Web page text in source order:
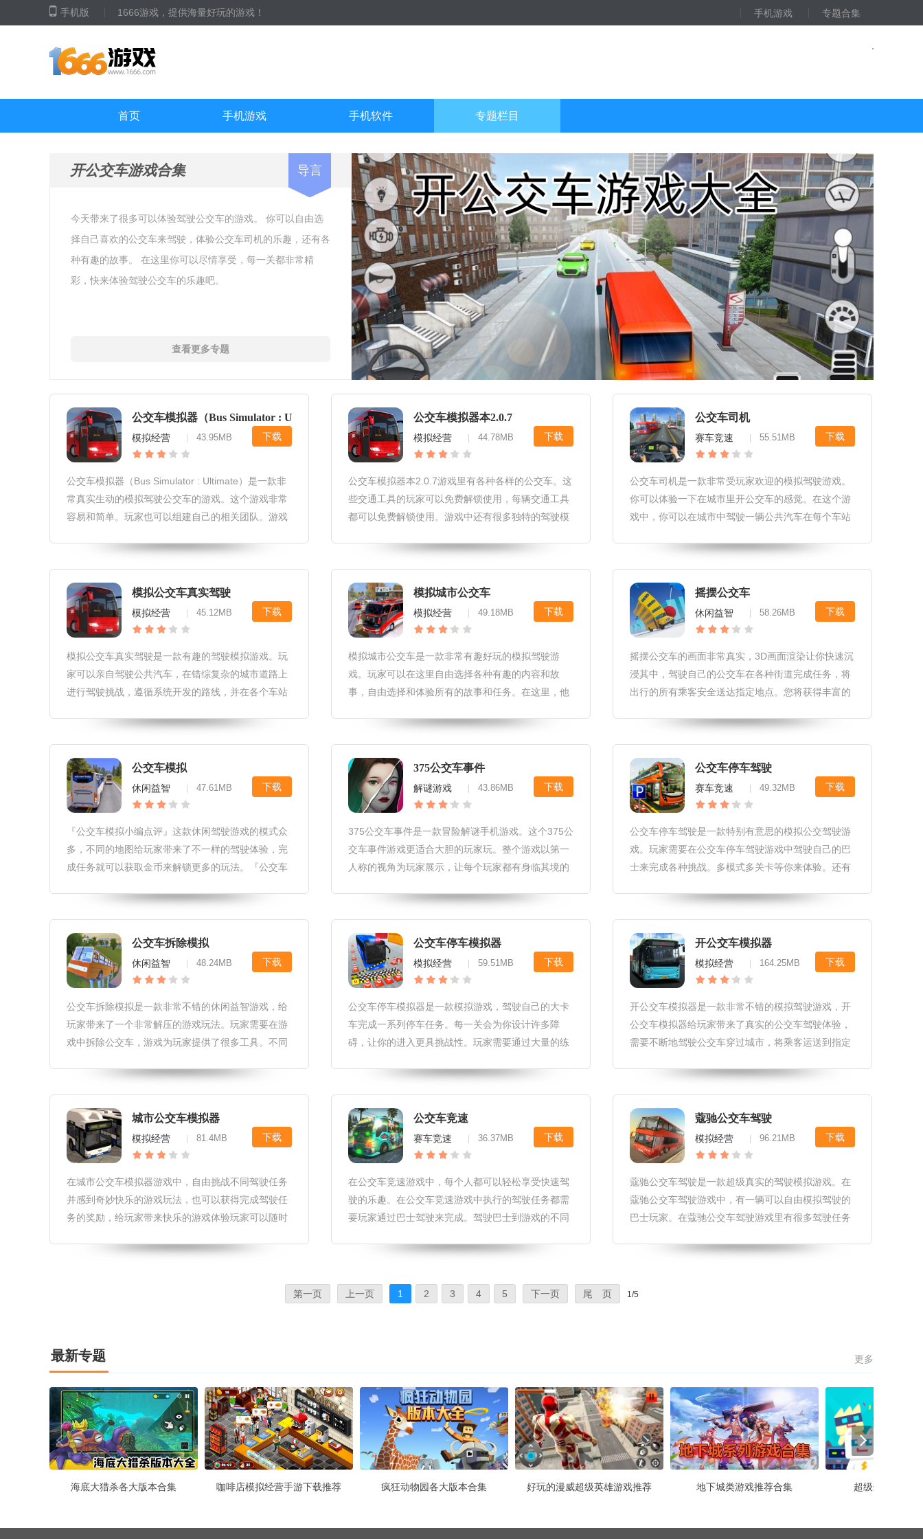
手机版 1666游戏，提供海量好玩的游戏！ 手机游戏 专题合集
首页 手机游戏 手机软件 专题栏目
开公交车游戏合集 导言
今天带来了很多可以体验驾驶公交车的游戏。 你可以自由选
择自己喜欢的公交车来驾驶，体验公交车司机的乐趣，还有各
种有趣的故事。 在这里你可以尽情享受，每一关都非常精
彩，快来体验驾驶公交车的乐趣吧。
查看更多专题
公交车模拟器（Bus Simulator : Ultimate）
模拟经营 43.95MB 下载
公交车模拟器（Bus Simulator : Ultimate）是一款非
常真实生动的模拟驾驶公交车的游戏。这个游戏非常
容易和简单。玩家也可以组建自己的相关团队。游戏
尝试在拥挤的道路上驾驶。更有挑战性。用第一人称
视角更真实。感兴趣的朋友快来下载吧。游戏特色
1、各种类型的公交车都可以解锁，了解它们的属
性，轻松操控，更好的执行运输任务，非常令人兴
奋。2、逼真
公交车模拟器本2.0.7
模拟经营 44.78MB 下载
公交车模拟器本2.0.7游戏里有各种各样的公交车。这
些交通工具的玩家可以免费解锁使用，每辆交通工具
都可以免费解锁使用。游戏中还有很多独特的驾驶模
可以快速通关。游戏中也有各种独特的玩法。喜欢公
交车模拟器本2.0.7的玩家，快来下载吧！公交车模拟
器最新版本2.0.7游戏介绍公交车模拟器最新版本
2.0.7是一款非常真实的3D卡车驾驶模拟游戏，玩家
在游戏中可以
公交车司机
赛车竞速 55.51MB 下载
公交车司机是一款非常受玩家欢迎的模拟驾驶游戏。
你可以体验一下在城市里开公交车的感觉。在这个游
戏中，你可以在城市中驾驶一辆公共汽车在每个车站
汽车站周围走来走去！起步的时候记得按喇叭，不要
被拐弯的人吓到。公交车司机游戏简介：公交车司机
是一款模拟在逼真画风在城市中驾驶公交车游戏。这
里成为一个公交司机，每天在城市固定的线路上行
驶，不断把顾客送到目的地。游戏中快
模拟公交车真实驾驶
模拟经营 45.12MB 下载
模拟公交车真实驾驶是一款有趣的驾驶模拟游戏。玩
家可以亲自驾驶公共汽车，在错综复杂的城市道路上
进行驾驶挑战，遵循系统开发的路线，并在各个车站
得金币。美丽的场景会给你最真实的驾驶体验。感兴
趣的朋友快来下载吧！模拟公交车真实驾驶游戏点评
1、这里拥有数十辆不同类型的公交车等待玩家前来
获取，每一辆公交车都会给你带来不同的感受，2、
顶级的游戏画质和更加真实的操作模
模拟城市公交车
模拟经营 49.18MB 下载
模拟城市公交车是一款非常有趣好玩的模拟驾驶游
戏。玩家可以在这里自由选择各种有趣的内容和故
事，自由选择和体验所有的故事和任务。在这里，他
很精致，各种有趣的任务故事都可以自由欣赏。来试
一试。模拟城市公交车游戏优势1、你可以任意的在
这里体验属于自己的冒险，享受最精彩刺激的故事内
容和玩法。2、选择各种各样的冒险和旅程，将所有
的敌人全部击败，完成属于你的冒险故事
摇摆公交车
休闲益智 58.26MB 下载
摇摆公交车的画面非常真实，3D画面渲染让你快速沉
浸其中，驾驶自己的公交车在各种街道完成任务，将
出行的所有乘客安全送达指定地点。您将获得丰富的
在外观上进行新的翻新。快来点击下载体验。『摇摆
公交车小编点评』玩家可以在城市的各个街道驾驶自
己的公交车，按时完成任务。你将在虚拟世界中获得
更丰富的奖励和更多有趣的体验。『摇摆公交车游戏
亮点』1.难度会不断增加，所以
公交车模拟
休闲益智 47.61MB 下载
『公交车模拟小编点评』这款休闲驾驶游戏的模式众
多，不同的地图给玩家带来了不一样的驾驶体验，完
成任务就可以获取金币来解锁更多的玩法。『公交车
的，玩家需要不断地驾驶来帮助自己掌握更多的技
巧。玩家需要根据自己的实力来领取适合自己的任
务，不同的任务带来的奖励是不一样的。玩家可以通
过不断地赚取金币来解锁更多的车辆，丰富的内容带
来了很多有意思的体验。『公交车模拟游
375公交车事件
解谜游戏 43.86MB 下载
375公交车事件是一款冒险解谜手机游戏。这个375公
交车事件游戏更适合大胆的玩家玩。整个游戏以第一
人称的视角为玩家展示，让每个玩家都有身临其境的
要仔细寻找各种线索，找出事情的真相。《375公交
车事件》游戏优势：1.超多的玩家都会参与到这款小
游戏当中，你可以与他们一起互动交流，为玩家带来
的体验感还是很强的。2.整个游戏当中会有大量的剧
情融入，所以非常考验
公交车停车驾驶
赛车竞速 49.32MB 下载
公交车停车驾驶是一款特别有意思的模拟公交驾驶游
戏。玩家需要在公交车停车驾驶游戏中驾驶自己的巴
士来完成各种挑战。多模式多关卡等你来体验。还有
好。快来和小伙伴们来一场刺激的比赛吧！公交车停
车驾驶游戏介绍1.玩家开着自己的公交车完成很多丰
富的任务，完成任务可以得到对应奖励。2.奖励可以
购买性能更加好的公交车，帮助你更快更好的到达终
点。3.路上会有很多路况和障
公交车拆除模拟
休闲益智 48.24MB 下载
公交车拆除模拟是一款非常不错的休闲益智游戏，给
玩家带来了一个非常解压的游戏玩法。玩家需要在游
戏中拆除公交车，游戏为玩家提供了很多工具。不同
效率。游戏操作简单，玩法轻松解压，给玩家带来了
不少乐趣『公交车拆除模拟小编点评』丰富的拆除玩
法给玩家带来了很多的乐趣，给玩家带来了十分减压
的游戏体验，操作也十分的减压，感兴趣的小伙伴快
来下载吧！『公交车拆除模拟游戏亮
公交车停车模拟器
模拟经营 59.51MB 下载
公交车停车模拟器是一款模拟游戏，驾驶自己的大卡
车完成一系列停车任务。每一关会为你设计许多障
碍，让你的进入更具挑战性。玩家需要通过大量的练
败。来下载游戏挑战吧。『公交车停车模拟器小编点
评』这里的游戏很考验大家的细心，各种障碍对你的
驾驶技术是一个极大的考验。在你完成挑战之前，你
必须被小心对待。『公交车停车模拟器游戏亮点』1.
行驶中可以自由切换各种角度避免碰
开公交车模拟器
模拟经营 164.25MB 下载
开公交车模拟器是一款非常不错的模拟驾驶游戏，开
公交车模拟器给玩家带来了真实的公交车驾驶体验，
需要不断地驾驶公交车穿过城市，将乘客运送到指定
游戏的操作非常优秀。高清的画质给玩家带来了不错
的视觉体验游戏的地图非常大，玩家可以自由探索。
丰富的的比赛给玩家带来了很多乐趣『开公交车模拟
器小编点评』游戏带来了很真实的公交车驾驶玩法，
玩家需要驾驶公交车不断地运送乘客
城市公交车模拟器
模拟经营 81.4MB 下载
在城市公交车模拟器游戏中，自由挑战不同驾驶任务
并感到奇妙快乐的游戏玩法，也可以获得完成驾驶任
务的奖励，给玩家带来快乐的游戏体验玩家可以随时
遵守交通规则城市公交车模拟器点评玩家可以在游戏
种种类的公交车进行挑战2.这款游戏中的玩法十分的
公交车竞速
赛车竞速 36.37MB 下载
在公交车竞速游戏中，每个人都可以轻松享受快速驾
驶的乐趣。在公交车竞速游戏中执行的驾驶任务都需
要玩家通过巴士驾驶来完成。驾驶巴士到游戏的不同
参与游戏体验吧。公交车竞速小编点评通过在游戏当
可以被玩家给学会。公交车竞速特色1、完成的在游
戏当中执行驾驶任务后，丰厚的游戏奖励可以轻松被
蔻驰公交车驾驶
模拟经营 96.21MB 下载
蔻驰公交车驾驶是一款超级真实的驾驶模拟游戏。在
蔻驰公交车驾驶游戏中，有一辆可以自由模拟驾驶的
巴士玩家。在蔻驰公交车驾驶游戏里有很多驾驶任务
把他们送到目的地时，它可以解锁一种全新形式的巴
公交车驾驶游戏优势1.游戏非常适合用来学开车，游
第一页 上一页 1 2 3 4 5 下一页 尾 页 1/5
最新专题 更多
海底大猎杀各大版本合集 咖啡店模拟经营手游下载推荐 疯狂动物园各大版本合集 好玩的漫威超级英雄游戏推荐 地下城类游戏推荐合集 超级幻影猫2版